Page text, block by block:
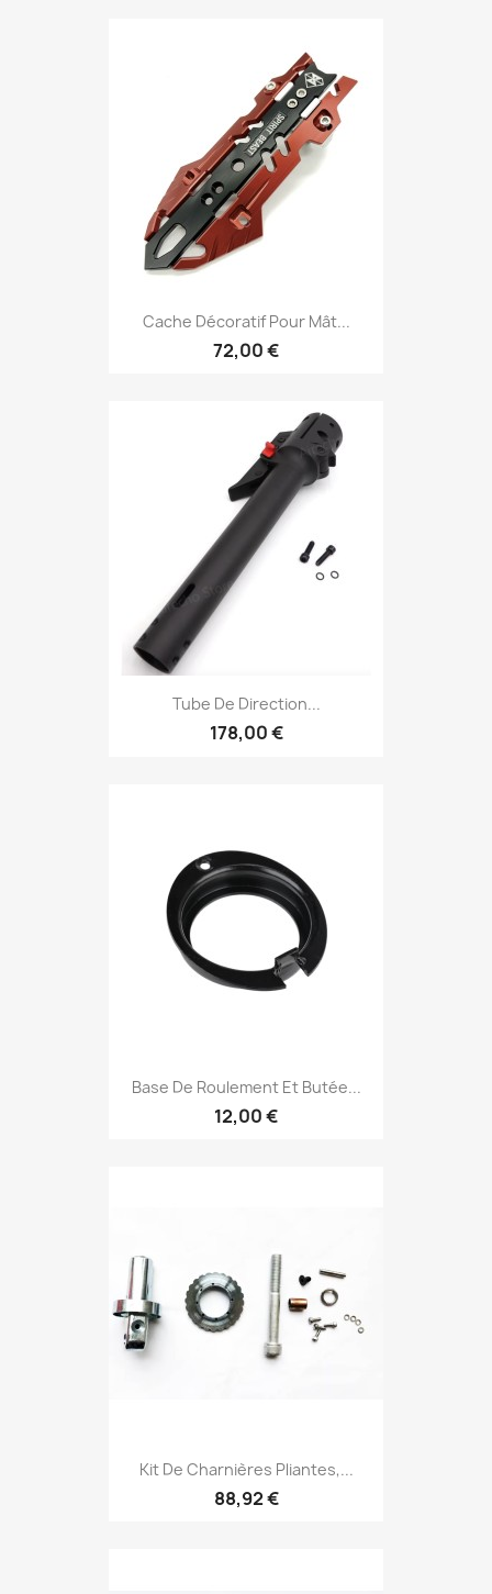
Cache Décoratif Pour Mât...
72,00 €
Tube De Direction...
178,00 €
Base De Roulement Et Butée...
12,00 €
Kit De Charnières Pliantes,...
88,92 €